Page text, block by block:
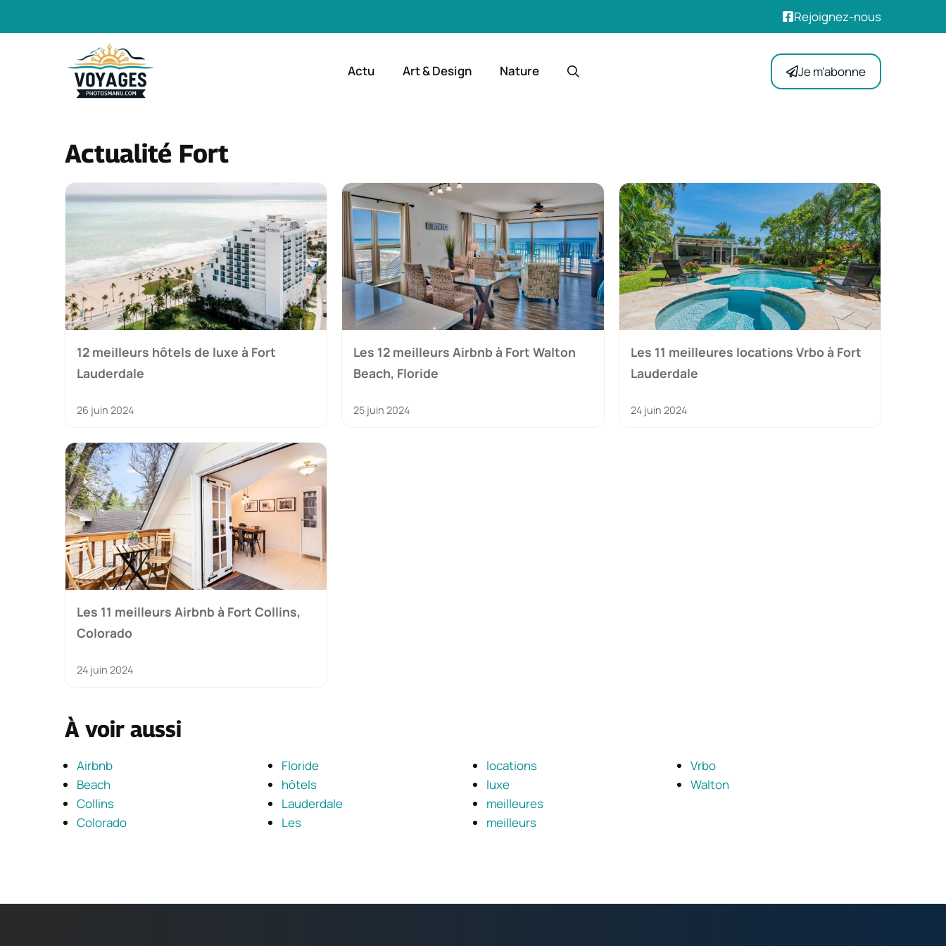
Rejoignez-nous
Actu Art & Design Nature Je m'abonne
Actualité Fort
12 meilleurs hôtels de luxe à Fort
Lauderdale
26 juin 2024
Les 12 meilleurs Airbnb à Fort Walton
Beach, Floride
25 juin 2024
Les 11 meilleures locations Vrbo à Fort
Lauderdale
24 juin 2024
Les 11 meilleurs Airbnb à Fort Collins,
Colorado
24 juin 2024
À voir aussi
Airbnb
Beach
Collins
Colorado
Floride
hôtels
Lauderdale
Les
locations
luxe
meilleures
meilleurs
Vrbo
Walton